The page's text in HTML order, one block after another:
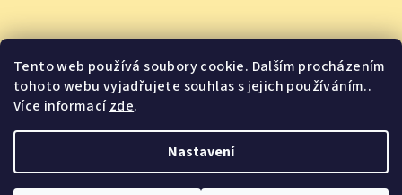
Tento web používá soubory cookie. Dalším procházením
tohoto webu vyjadřujete souhlas s jejich používáním..
Více informacízde.
Nastavení
Vychutnejte si oceněná vína z pohodlí domova